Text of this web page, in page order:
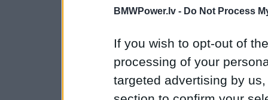
BMWPower.lv - Do Not Process
If you wish to opt-out of
processing of your
targeted advertising by